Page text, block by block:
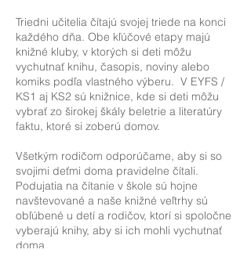
Triedni učitelia čítajú svojej triede na konci
každého dňa. Obe kľúčové etapy majú
knižné kluby, v ktorých si deti môžu
vychutnať knihu, časopis, noviny alebo
komiks podľa vlastného výberu. V EYFS /
KS1 aj KS2 sú knižnice, kde si deti môžu
vybrať zo širokej škály beletrie a literatúry
faktu, ktoré si zoberú domov.
Všetkým rodičom odporúčame, aby si so
svojimi deťmi doma pravidelne čítali.
Podujatia na čítanie v škole sú hojne
navštevované a naše knižné veľtrhy sú
obľúbené u detí a rodičov, ktorí si spoločne
vyberajú knihy, aby si ich mohli vychutnať
doma.